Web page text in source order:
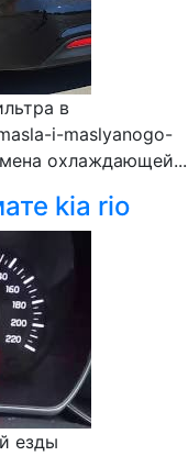
в
i-maslyanogo-
охлаждающей...
kia rio
езды